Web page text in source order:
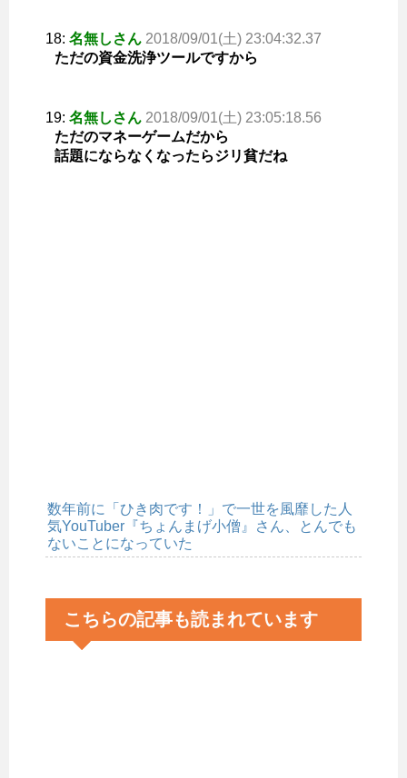
18: 名無しさん 2018/09/01(土) 23:04:32.37
ただの資金洗浄ツールですから
19: 名無しさん 2018/09/01(土) 23:05:18.56
ただのマネーゲームだから
話題にならなくなったらジリ貧だね
数年前に「ひき肉です！」で一世を風靡した人
気YouTuber『ちょんまげ小僧』さん、とんでも
ないことになっていた
こちらの記事も読まれています